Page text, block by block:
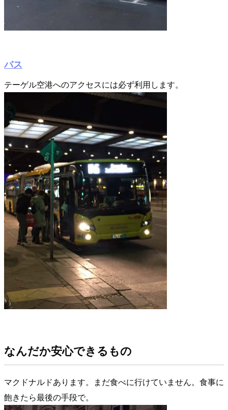
バス
テーゲル空港へのアクセスには必ず利用します。
なんだか安心できるもの
マクドナルドあります。まだ食べに行けていません。食事に
飽きたら最後の手段で。